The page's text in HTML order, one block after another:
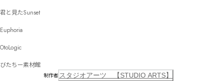
君と見たSunset
Euphoria
OtoLogic
制作者 スタジオアーツ 【STUDIO ARTS】